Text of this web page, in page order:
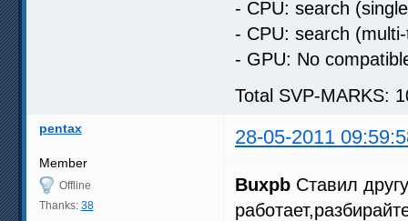
- CPU: search
- CPU: search
- GPU: No
Total SVP-MARKS:
pentax 28-05-2011
Member
Offline
Thanks: 38
Buxpb Ставил